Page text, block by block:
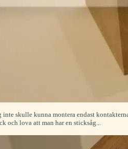
inte skulle kunna montera endast
och lova att man har en sticksåg...